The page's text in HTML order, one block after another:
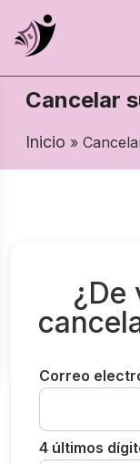
Cancelar
Inicio »
¿De
Correo
4 últimos